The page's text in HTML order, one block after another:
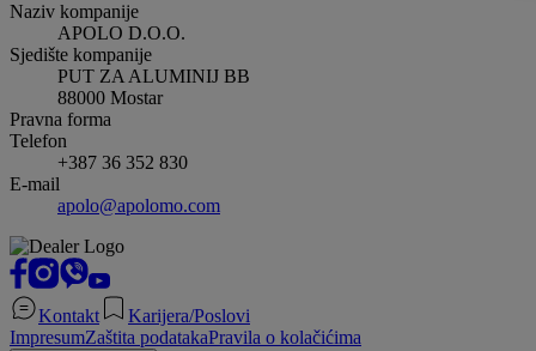
Naziv kompanije
APOLO D.O.O.
Sjedište kompanije
PUT ZA ALUMINIJ BB
88000 Mostar
Pravna forma
Telefon
+387 36 352 830
E-mail
apolo@apolomo.com
Kontakt
Karijera/Poslovi
ImpresumZaštita podatakaPravila o kolačićima